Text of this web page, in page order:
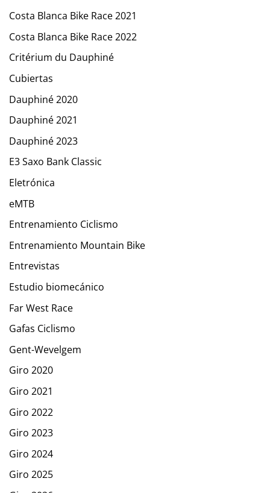
Costa Blanca Bike Race 2021
Costa Blanca Bike Race 2022
Critérium du Dauphiné
Cubiertas
Dauphiné 2020
Dauphiné 2021
Dauphiné 2023
E3 Saxo Bank Classic
Eletrónica
eMTB
Entrenamiento Ciclismo
Entrenamiento Mountain Bike
Entrevistas
Estudio biomecánico
Far West Race
Gafas Ciclismo
Gent-Wevelgem
Giro 2020
Giro 2021
Giro 2022
Giro 2023
Giro 2024
Giro 2025